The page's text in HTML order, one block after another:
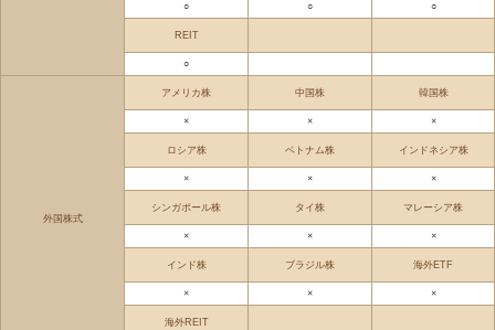
○ ○ ○
REIT
○
外国株式
アメリカ株 中国株 韓国株
× × ×
ロシア株 ベトナム株 インドネシア株
× × ×
シンガポール株 タイ株 マレーシア株
× × ×
インド株 ブラジル株 海外ETF
× × ×
海外REIT